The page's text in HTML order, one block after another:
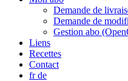
Demande de
Demande de
Gestion abo
Liens
Recettes
Contact
frde